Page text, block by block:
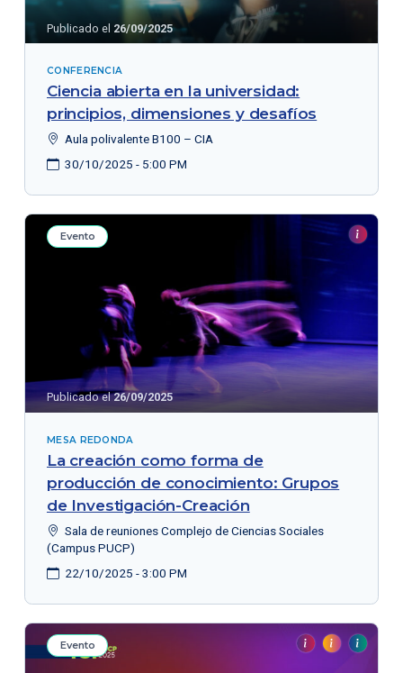
Publicado el 26/09/2025
CONFERENCIA
Ciencia abierta en la universidad:
principios, dimensiones y desafíos
Aula polivalente B100 – CIA
30/10/2025 - 5:00 PM
Evento
Publicado el26/09/2025
MESA REDONDA
La creación como forma de
producción de conocimiento: Grupos
de Investigación-Creación
Sala de reuniones Complejo de Ciencias Sociales
(Campus PUCP)
22/10/2025 - 3:00 PM
Evento